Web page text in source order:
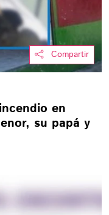
Compartir
en
su papá y